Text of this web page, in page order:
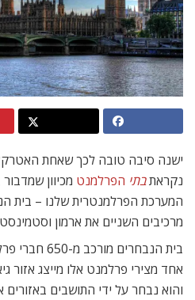
ישנה סיבה טובה לכך שאחת
נקראתבתי הפרלמנט מכיוון
המערכת הפרלמנטרית שלנו – בית
מרכיבים השניים את ארמון
בית הנבחרים
אחד מצירי פרלמנט אלו מייצג אזור
והוא נבחר על ידי התושבים